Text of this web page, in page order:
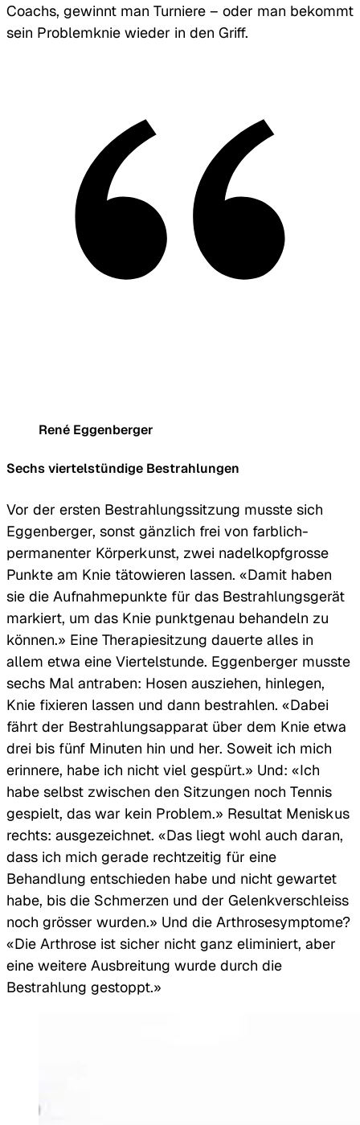
Coachs, gewinnt man Turniere – oder man bekommt
sein Problemknie wieder in den Griff.
René Eggenberger
Sechs viertelstündige Bestrahlungen
Vor der ersten Bestrahlungssitzung musste sich
Eggenberger, sonst gänzlich frei von farblich-
permanenter Körperkunst, zwei nadelkopfgrosse
Punkte am Knie tätowieren lassen. «Damit haben
sie die Aufnahmepunkte für das Bestrahlungsgerät
markiert, um das Knie punktgenau behandeln zu
können.» Eine Therapiesitzung dauerte alles in
allem etwa eine Viertelstunde. Eggenberger musste
sechs Mal antraben: Hosen ausziehen, hinlegen,
Knie fixieren lassen und dann bestrahlen. «Dabei
fährt der Bestrahlungsapparat über dem Knie etwa
drei bis fünf Minuten hin und her. Soweit ich mich
erinnere, habe ich nicht viel gespürt.» Und: «Ich
habe selbst zwischen den Sitzungen noch Tennis
gespielt, das war kein Problem.» Resultat Meniskus
rechts: ausgezeichnet. «Das liegt wohl auch daran,
dass ich mich gerade rechtzeitig für eine
Behandlung entschieden habe und nicht gewartet
habe, bis die Schmerzen und der Gelenkverschleiss
noch grösser wurden.» Und die Arthrosesymptome?
«Die Arthrose ist sicher nicht ganz eliminiert, aber
eine weitere Ausbreitung wurde durch die
Bestrahlung gestoppt.»